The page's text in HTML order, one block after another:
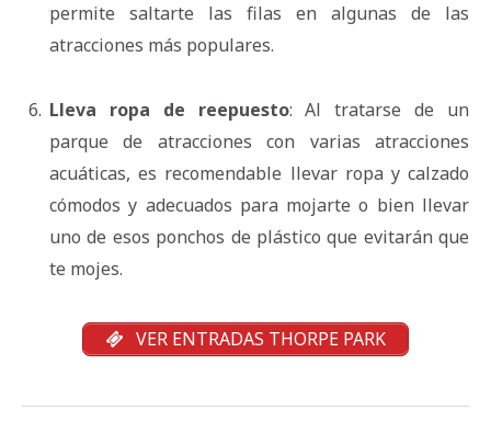
permite saltarte las filas en algunas de las
atracciones más populares.
Lleva ropa de reepuesto: Al tratarse de un
parque de atracciones con varias atracciones
acuáticas, es recomendable llevar ropa y calzado
cómodos y adecuados para mojarte o bien llevar
uno de esos ponchos de plástico que evitarán que
te mojes.
VER ENTRADAS THORPE PARK